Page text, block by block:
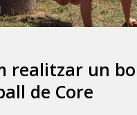
realitzar un
de Core